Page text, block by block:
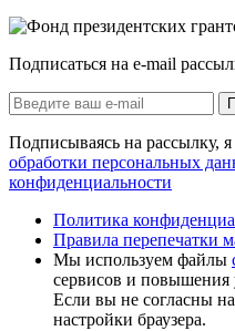
Подписаться на e-mail
Подписываясь на рассылку,
обработки персональных
конфиденциальности
Политика
Правила перепечатки
Мы используем файлы
сервисов и повышения
Если вы не согласны
настройки браузера.